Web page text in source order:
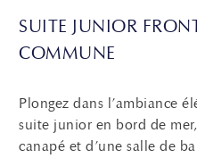
SUITE JUNIOR
COMMUNE
Plongez dans l’ambiance
suite junior en bord de
canapé et d’une salle de